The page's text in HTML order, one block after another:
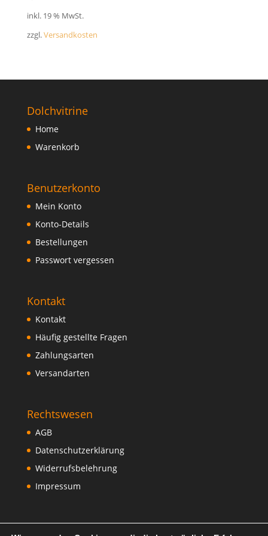
FAQ
inkl. 19 % MwSt.
zzgl.Versandkosten
Dolchvitrine
Home
Warenkorb
Benutzerkonto
Mein Konto
Konto-Details
Bestellungen
Passwort vergessen
Kontakt
Kontakt
Häufig gestellte Fragen
Zahlungsarten
Versandarten
Rechtswesen
AGB
Datenschutzerklärung
Widerrufsbelehrung
Impressum